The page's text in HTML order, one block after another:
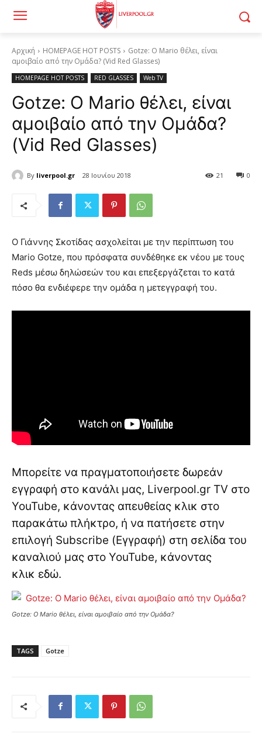
Αρχική HOMEPAGE HOT POSTS
Gotze: O Mario θέλει, είναι
αμοιβαίο από την Ομάδα? (Vid Red Glasses)
HOMEPAGE HOT POSTS RED GLASSES Web TV
Gotze: O Mario θέλει, είναι
αμοιβαίο από την Ομάδα?
(Vid Red Glasses)
By liverpool.gr 28 Ιουνίου 2018 0
21
Ο Γιάννης Σκοτίδας ασχολείται με την περίπτωση του
Mario Gotze, που πρόσφατα συνδέθηκε εκ νέου με τους
Reds μέσω δηλώσεών του και επεξεργάζεται το κατά
πόσο θα ενδιέφερε την ομάδα η μετεγγραφή του.
Μπορείτε να πραγματοποιήσετε δωρεάν
εγγραφή στο κανάλι μας, Liverpool.gr TV στο
YouTube, κάνοντας απευθείας κλικ στο
παρακάτω πλήκτρο, ή να πατήσετε στην
επιλογή Subscribe (Εγγραφή) στη σελίδα του
καναλιού μας στο YouTube, κάνοντας
κλικ εδώ.
Gotze: O Mario θέλει, είναι αμοιβαίο από την Ομάδα?
TAGS Gotze